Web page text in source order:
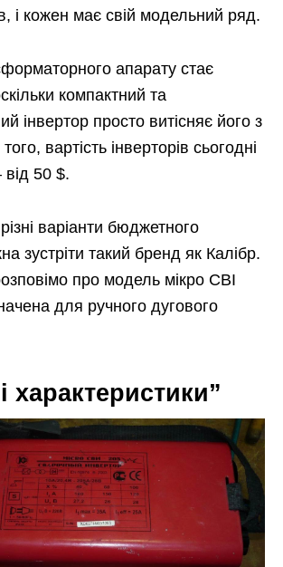
і кожен має свій модельний ряд.
апарату стає
компактний та
інвертор просто витісняє його з
вартість інверторів сьогодні
50 $.
варіанти бюджетного
зустріти такий бренд як Калібр.
про модель мікро СВІ
для ручного дугового
характеристики”